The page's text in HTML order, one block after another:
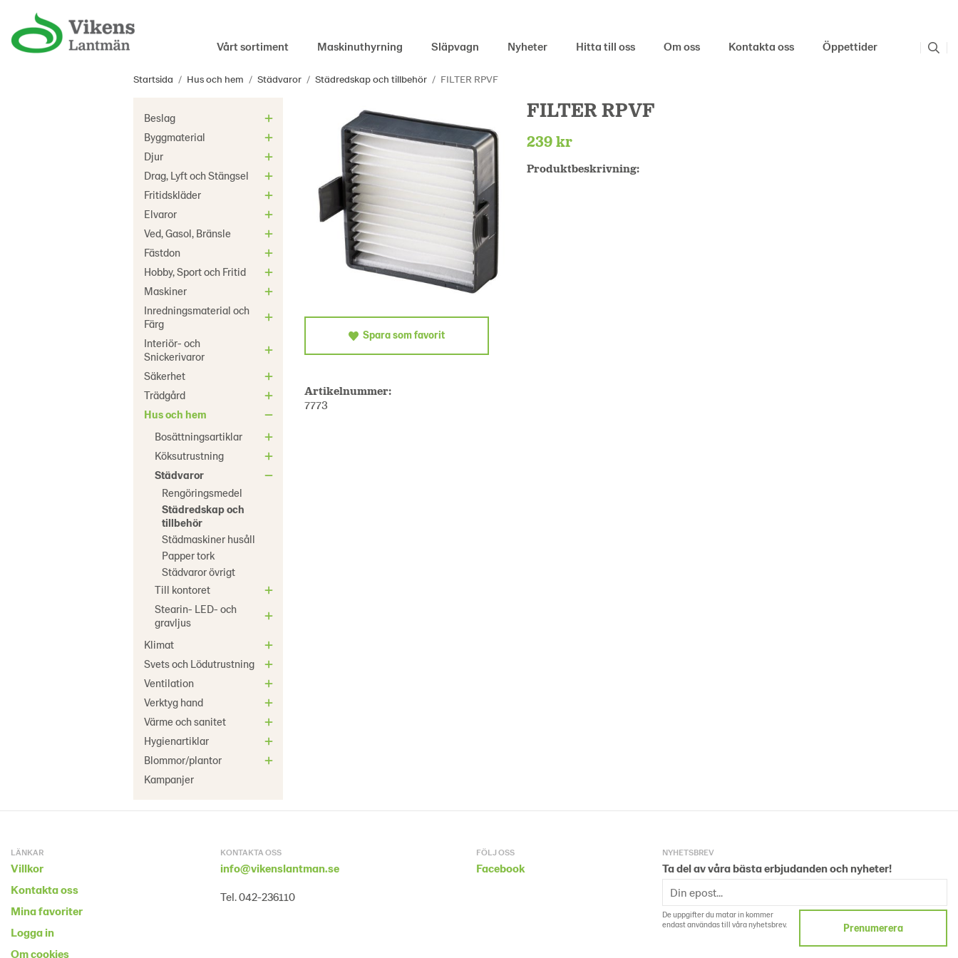
Vårt sortiment Maskinuthyrning Släpvagn Nyheter Hitta till oss Om oss Kontakta oss Öppettider
Startsida / Hus och hem / Städvaror / Städredskap och tillbehör / FILTER RPVF
Beslag
Byggmaterial
Djur
Drag, Lyft och Stängsel
Fritidskläder
Elvaror
Ved, Gasol, Bränsle
Fästdon
Hobby, Sport och Fritid
Maskiner
Inredningsmaterial och
Färg
Interiör- och
Snickerivaror
Säkerhet
Trädgård
Hus och hem
Bosättningsartiklar
Köksutrustning
Städvaror
Rengöringsmedel
Städredskap och
tillbehör
Städmaskiner husåll
Papper tork
Städvaror övrigt
Till kontoret
Stearin- LED- och
gravljus
Klimat
Svets och Lödutrustning
Ventilation
Verktyg hand
Värme och sanitet
Hygienartiklar
Blommor/plantor
Kampanjer
FILTER RPVF
239 kr
Produktbeskrivning:
Spara som favorit
Artikelnummer:
7773
LÄNKAR
Villkor
Kontakta oss
Mina favoriter
Logga in
Om cookies
KONTAKTA OSS
info@vikenslantman.se
Tel. 042-236110
FÖLJ OSS
Facebook
NYHETSBREV
Ta del av våra bästa erbjudanden och nyheter!
De uppgifter du matar in kommer
endast användas till våra nyhetsbrev.
Prenumerera